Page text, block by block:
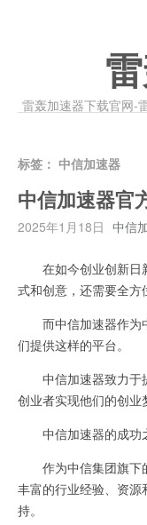
雷轰加速器下载官网-
标签： 中信加速器
中信加速器官
2025年1月18日 中信
在如今创业创新日
式和创意，还需要全方
而中信加速器作为
们提供这样的平台。
中信加速器致力于
创业者实现他们的创业
中信加速器的成功之
作为中信集团旗下
丰富的行业经验、资
持。